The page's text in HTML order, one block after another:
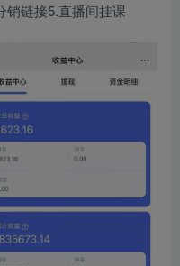
销链接5.直播间挂课